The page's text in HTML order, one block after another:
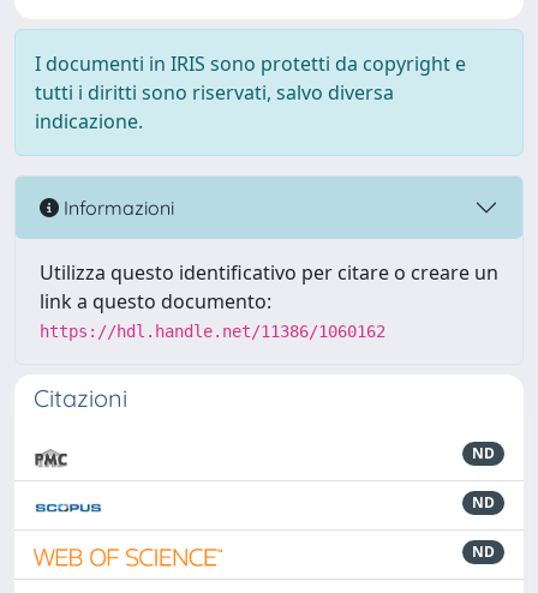
I documenti in IRIS sono protetti da copyright e
tutti i diritti sono riservati, salvo diversa
indicazione.
Informazioni
Utilizza questo identificativo per citare o creare un
link a questo documento:
https://hdl.handle.net/11386/1060162
Citazioni
ND
ND
ND